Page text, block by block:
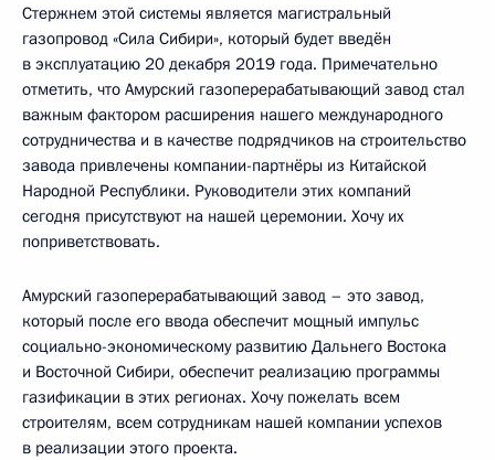
Стержнем этой системы является магистральный
газопровод «Сила Сибири», который будет введён
в эксплуатацию 20 декабря 2019 года. Примечательно
отметить, что Амурский газоперерабатывающий завод стал
важным фактором расширения нашего международного
сотрудничества и в качестве подрядчиков на строительство
завода привлечены компании-партнёры из Китайской
Народной Республики. Руководители этих компаний
сегодня присутствуют на нашей церемонии. Хочу их
поприветствовать.
Амурский газоперерабатывающий завод – это завод,
который после его ввода обеспечит мощный импульс
социально-экономическому развитию Дальнего Востока
и Восточной Сибири, обеспечит реализацию программы
газификации в этих регионах. Хочу пожелать всем
строителям, всем сотрудникам нашей компании успехов
в реализации этого проекта.